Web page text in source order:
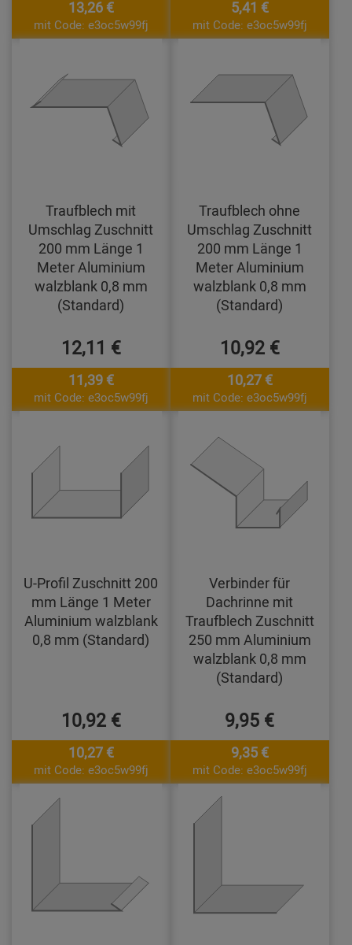
13,26 €
mit Code: e3oc5w99fj
5,41 €
mit Code: e3oc5w99fj
Traufblech mit
Umschlag Zuschnitt
200 mm Länge 1
Meter Aluminium
walzblank 0,8 mm
(Standard)
12,11 €
11,39 €
mit Code: e3oc5w99fj
Traufblech ohne
Umschlag Zuschnitt
200 mm Länge 1
Meter Aluminium
walzblank 0,8 mm
(Standard)
10,92 €
10,27 €
mit Code: e3oc5w99fj
U-Profil Zuschnitt 200
mm Länge 1 Meter
Aluminium walzblank
0,8 mm (Standard)
10,92 €
10,27 €
mit Code: e3oc5w99fj
Verbinder für
Dachrinne mit
Traufblech Zuschnitt
250 mm Aluminium
walzblank 0,8 mm
(Standard)
9,95 €
9,35 €
mit Code: e3oc5w99fj